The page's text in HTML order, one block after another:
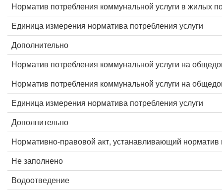
Норматив потребления коммунальной услуги в жилых
Единица измерения норматива потребления услуги
Дополнительно
Норматив потребления коммунальной услуги на
Норматив потребления коммунальной услуги на
Единица измерения норматива потребления услуги
Дополнительно
Нормативно-правовой акт, устанавливающий норматив
Не заполнено
Водоотведение